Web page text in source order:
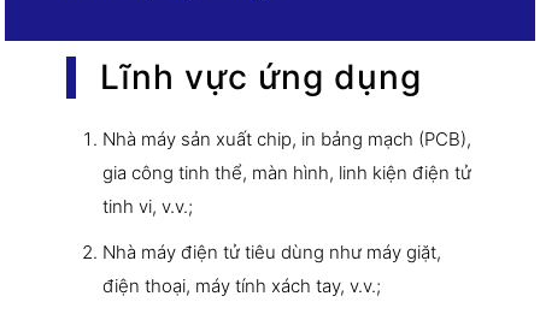
Lĩnh vực ứng dụng
Nhà máy sản xuất chip, in bảng mạch (PCB),
gia công tinh thể, màn hình, linh kiện điện tử
tinh vi, v.v.;
Nhà máy điện tử tiêu dùng như máy giặt,
điện thoại, máy tính xách tay, v.v.;